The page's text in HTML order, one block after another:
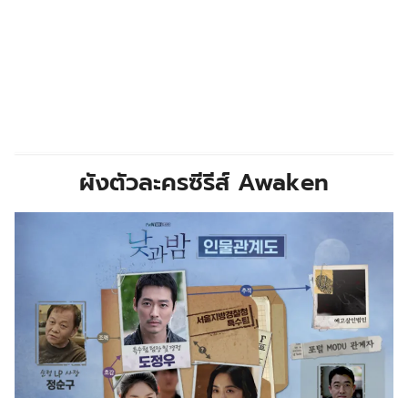
ผังตัวละครซีรีส์ Awaken